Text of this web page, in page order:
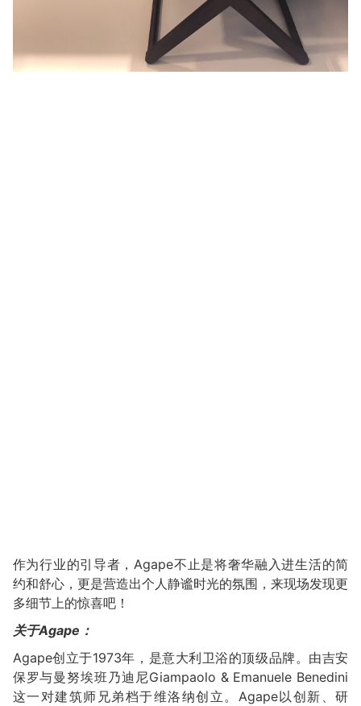
作为行业的引导者，Agape不止是将奢华融入进生活的简
约和舒心，更是营造出个人静谧时光的氛围，来现场发现更
多细节上的惊喜吧！
关于Agape：
Agape创立于1973年，是意大利卫浴的顶级品牌。由吉安
保罗与曼努埃班乃迪尼Giampaolo & Emanuele Benedini
这一对建筑师兄弟档于维洛纳创立。Agape以创新、研